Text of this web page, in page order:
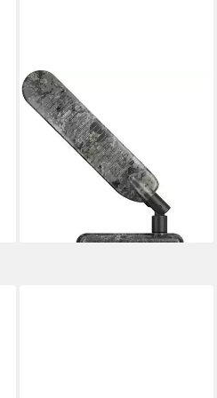
ZEISS
Secacam 7 Outdoor-Kamera
239,00 €
21,83 €mtl. in 12 Raten
lieferbar - in 3-4 Werktagen bei dir